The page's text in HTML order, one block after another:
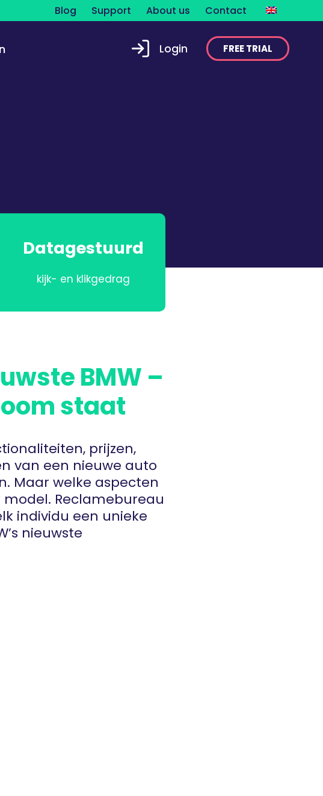
Blog Support About us Contact
Login FREE TRIAL
Datagestuurd
kijk- en klikgedrag
BMW –
staat
prijzen,
van een nieuwe auto
Maar welke aspecten
Reclamebureau
individu een unieke
nieuwste